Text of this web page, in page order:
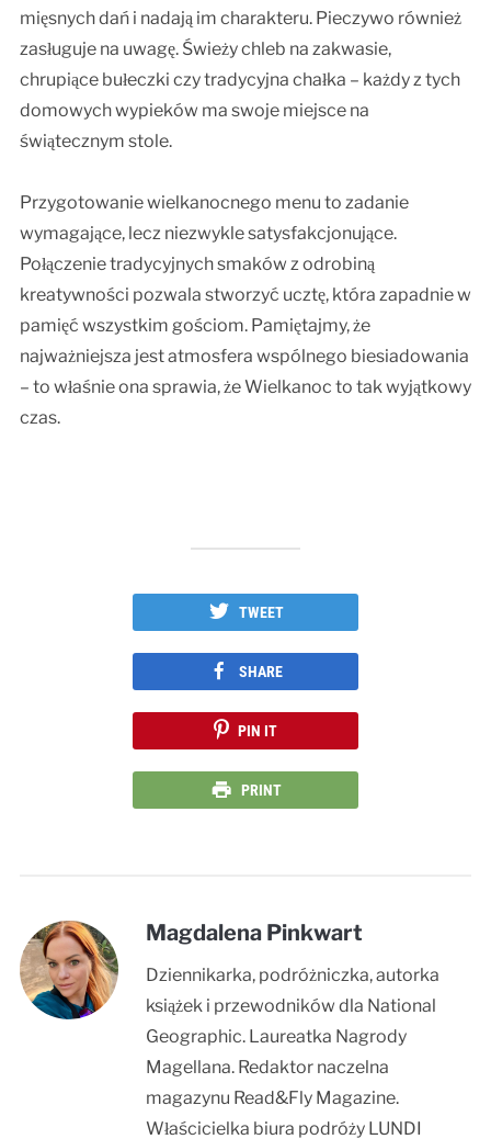
mięsnych dań i nadają im charakteru. Pieczywo również
zasługuje na uwagę. Świeży chleb na zakwasie,
chrupiące bułeczki czy tradycyjna chałka – każdy z tych
domowych wypieków ma swoje miejsce na
świątecznym stole.
Przygotowanie wielkanocnego menu to zadanie
wymagające, lecz niezwykle satysfakcjonujące.
Połączenie tradycyjnych smaków z odrobiną
kreatywności pozwala stworzyć ucztę, która zapadnie w
pamięć wszystkim gościom. Pamiętajmy, że
najważniejsza jest atmosfera wspólnego biesiadowania
– to właśnie ona sprawia, że Wielkanoc to tak wyjątkowy
czas.
TWEET
SHARE
PIN IT
PRINT
Magdalena Pinkwart
Dziennikarka, podróżniczka, autorka
książek i przewodników dla National
Geographic. Laureatka Nagrody
Magellana. Redaktor naczelna
magazynu Read&Fly Magazine.
Właścicielka biura podróży LUNDI